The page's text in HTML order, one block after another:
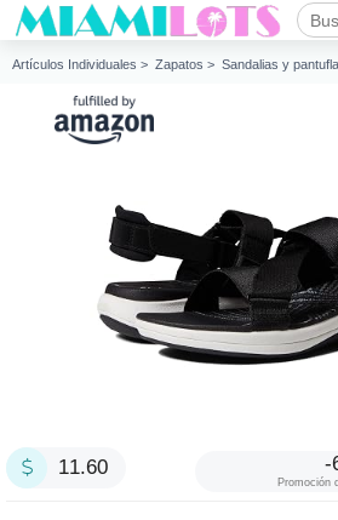
Artículos Individuales > Zapatos > Sandalias y
11.60 -
Promoción